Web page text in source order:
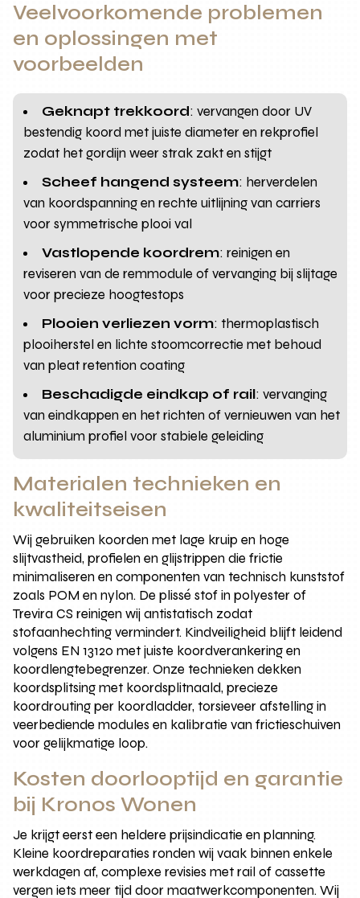
Veelvoorkomende problemen
en oplossingen met
voorbeelden
Geknapt trekkoord: vervangen door UV
bestendig koord met juiste diameter en rekprofiel
zodat het gordijn weer strak zakt en stijgt
Scheef hangend systeem: herverdelen
van koordspanning en rechte uitlijning van carriers
voor symmetrische plooi val
Vastlopende koordrem: reinigen en
reviseren van de remmodule of vervanging bij slijtage
voor precieze hoogtestops
Plooien verliezen vorm: thermoplastisch
plooiherstel en lichte stoomcorrectie met behoud
van pleat retention coating
Beschadigde eindkap of rail: vervanging
van eindkappen en het richten of vernieuwen van het
aluminium profiel voor stabiele geleiding
Materialen technieken en
kwaliteitseisen
Wij gebruiken koorden met lage kruip en hoge
slijtvastheid, profielen en glijstrippen die frictie
minimaliseren en componenten van technisch kunststof
zoals POM en nylon. De plissé stof in polyester of
Trevira CS reinigen wij antistatisch zodat
stofaanhechting vermindert. Kindveiligheid blijft leidend
volgens EN 13120 met juiste koordverankering en
koordlengtebegrenzer. Onze technieken dekken
koordsplitsing met koordsplitnaald, precieze
koordrouting per koordladder, torsieveer afstelling in
veerbediende modules en kalibratie van frictieschuiven
voor gelijkmatige loop.
Kosten doorlooptijd en garantie
bij Kronos Wonen
Je krijgt eerst een heldere prijsindicatie en planning.
Kleine koordreparaties ronden wij vaak binnen enkele
werkdagen af, complexe revisies met rail of cassette
vergen iets meer tijd door maatwerkcomponenten. Wij